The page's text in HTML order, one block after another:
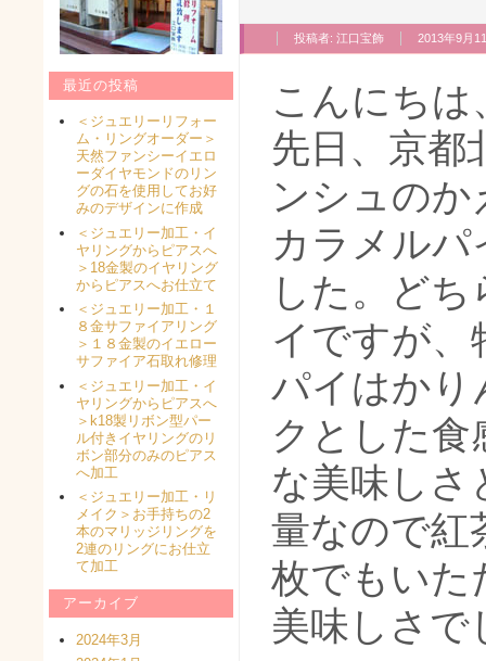
投稿者: 江口宝飾 2013年9月
こんにち
先日、京都
ンシュの
カラメル
した。ど
イですが、
パイはかり
クとした食
な美味しさ
量なので紅
枚でもいた
美味しさで
最近の投稿
＜ジュエリーリフォー
ム・リングオーダー＞
天然ファンシーイエロ
ーダイヤモンドのリン
グの石を使用してお好
みのデザインに作成
＜ジュエリー加工・イ
ヤリングからピアスへ
＞18金製のイヤリング
からピアスへお仕立て
＜ジュエリー加工・１
８金サファイアリング
＞１８金製のイエロー
サファイア石取れ修理
＜ジュエリー加工・イ
ヤリングからピアスへ
＞k18製リボン型パー
ル付きイヤリングのリ
ボン部分のみのピアス
へ加工
＜ジュエリー加工・リ
メイク＞お手持ちの2
本のマリッジリングを
2連のリングにお仕立
て加工
アーカイブ
2024年3月